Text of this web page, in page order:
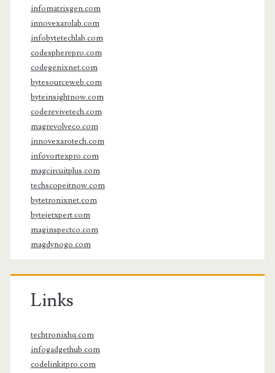
infomatrixgen.com
innovexarolab.com
infobytetechlab.com
codespherepro.com
codegenixnet.com
bytesourceweb.com
byteinsightnow.com
coderevivetech.com
magrevolveco.com
innovexarotech.com
infovortexpro.com
magcircuitplus.com
techscopeitnow.com
bytetronixnet.com
bytejetxpert.com
maginspectco.com
magdynogo.com
Links
techtronixhq.com
infogadgethub.com
codelinkitpro.com